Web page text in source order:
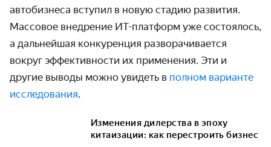
автобизнеса вступил в новую стадию развития.
Массовое внедрение ИТ-платформ уже состоялось,
а дальнейшая конкуренция разворачивается
вокруг эффективности их применения. Эти и
другие выводы можно увидеть в полном варианте
исследования.
Изменения дилерства в эпоху
китаизации: как перестроить бизнес